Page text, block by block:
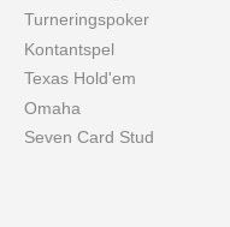
Turneringspoker
Kontantspel
Texas Hold'em
Omaha
Seven Card Stud